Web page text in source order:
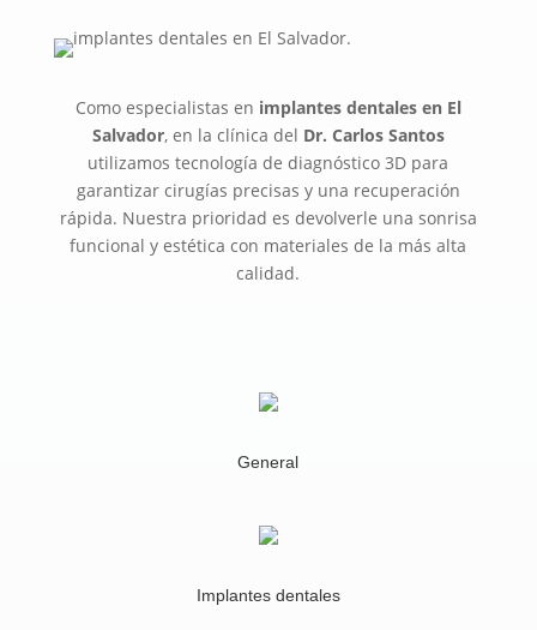
Como especialistas en implantes dentales en El
Salvador, en la clínica del Dr. Carlos Santos
utilizamos tecnología de diagnóstico 3D para
garantizar cirugías precisas y una recuperación
rápida. Nuestra prioridad es devolverle una sonrisa
funcional y estética con materiales de la más alta
calidad.
General
Implantes dentales